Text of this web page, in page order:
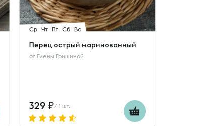
Ср Чт Пт Сб Вс
Перец острый маринованный
от Елены Гришиной
329 / 1 шт.